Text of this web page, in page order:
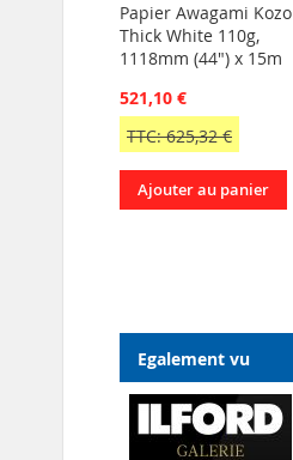
Papier Awagami Kozo
Thick White 110g,
1118mm (44") x 15m
521,10 €
TTC: 625,32 €
Ajouter au panier
Egalement vu